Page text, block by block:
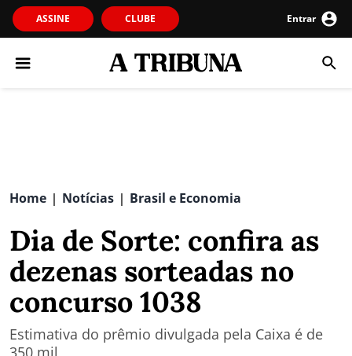
ASSINE CLUBE Entrar
Home | Notícias | Brasil e Economia
Dia de Sorte: confira as
dezenas sorteadas no
concurso 1038
Estimativa do prêmio divulgada pela Caixa é de
350 mil